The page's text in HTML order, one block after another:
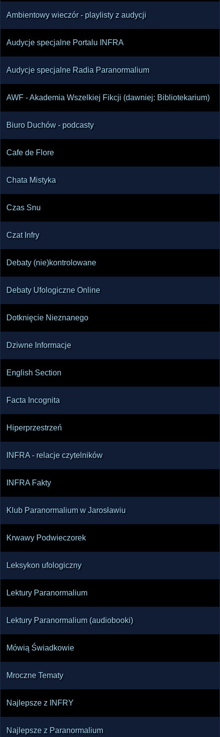
Ambientowy wieczór - playlisty z audycji
Audycje specjalne Portalu INFRA
Audycje specjalne Radia Paranormalium
AWF - Akademia Wszelkiej Fikcji (dawniej: Bibliotekarium)
Biuro Duchów - podcasty
Cafe de Flore
Chata Mistyka
Czas Snu
Czat Infry
Debaty (nie)kontrolowane
Debaty Ufologiczne Online
Dotknięcie Nieznanego
Dziwne Informacje
English Section
Facta Incognita
Hiperprzestrzeń
INFRA - relacje czytelników
INFRA Fakty
Klub Paranormalium w Jarosławiu
Krwawy Podwieczorek
Leksykon ufologiczny
Lektury Paranormalium
Lektury Paranormalium (audiobooki)
Mówią Świadkowie
Mroczne Tematy
Najlepsze z INFRY
Najlepsze z Paranormalium